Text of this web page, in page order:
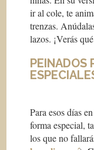
ir al cole, te
trenzas.
lazos. ¡Verás
PEINADOS
Para esos días
forma especial,
los que no